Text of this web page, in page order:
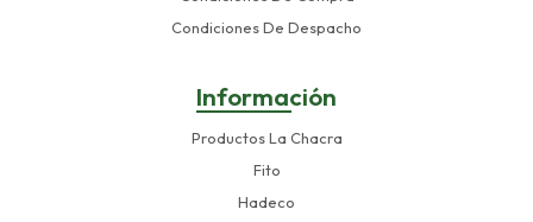
Condiciones De Despacho
Información
Productos La Chacra
Fito
Hadeco